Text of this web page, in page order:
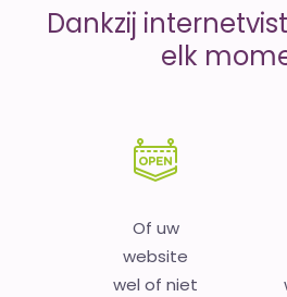
Dankzij
elk
Of uw
website
wel of niet